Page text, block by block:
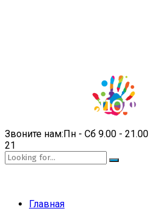
Звоните нам:Пн - Сб 9.00 - 21.00
21
Главная